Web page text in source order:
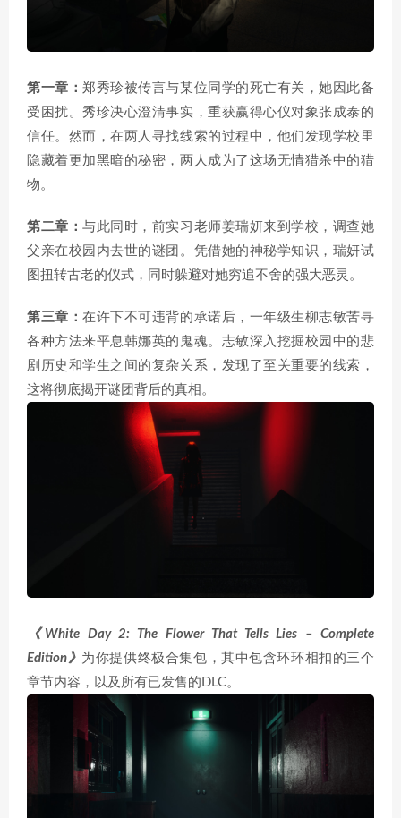
第一章：郑秀珍被传言与某位同学的死亡有关，她因此备
受困扰。秀珍决心澄清事实，重获赢得心仪对象张成泰的
信任。然而，在两人寻找线索的过程中，他们发现学校里
隐藏着更加黑暗的秘密，两人成为了这场无情猎杀中的猎
物。
第二章：与此同时，前实习老师姜瑞妍来到学校，调查她
父亲在校园内去世的谜团。凭借她的神秘学知识，瑞妍试
图扭转古老的仪式，同时躲避对她穷追不舍的强大恶灵。
第三章：在许下不可违背的承诺后，一年级生柳志敏苦寻
各种方法来平息韩娜英的鬼魂。志敏深入挖掘校园中的悲
剧历史和学生之间的复杂关系，发现了至关重要的线索，
这将彻底揭开谜团背后的真相。
《White Day 2: The Flower That Tells Lies – Complete
Edition》 为你提供终极合集包，其中包含环环相扣的三个
章节内容，以及所有已发售的DLC。